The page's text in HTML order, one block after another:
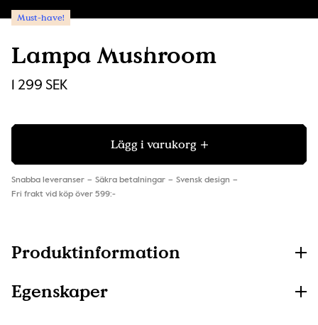
Lampa Mushroom
Must-have!
1 299 SEK
Lägg i varukorg
Snabba leveranser Säkra betalningar
Svensk design
Fri frakt vid köp över 599:-
Produktinformation
Egenskaper